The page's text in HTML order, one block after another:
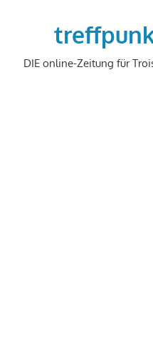
DIE online-Zeitung für